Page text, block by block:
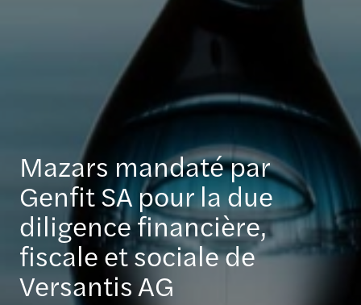
Mazars mandaté par
Genfit SA pour la due
diligence financière,
fiscale et sociale de
Versantis AG